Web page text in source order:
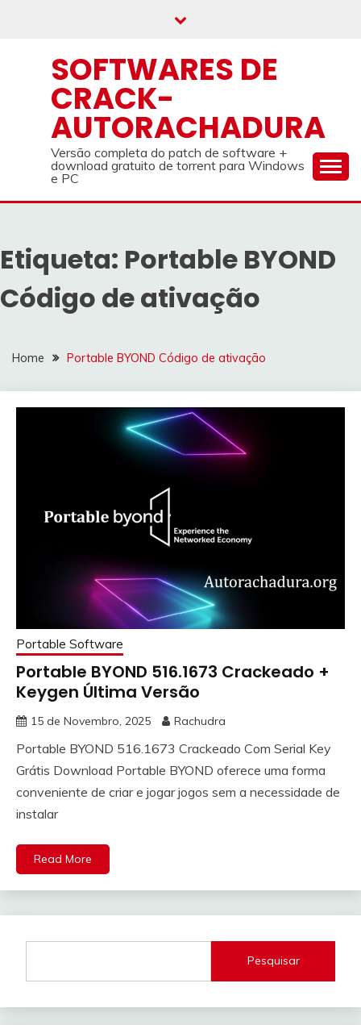
SOFTWARES DE
CRACK-
AUTORACHADURA
Versão completa do patch de software +
download gratuito de torrent para Windows
e PC
Etiqueta: Portable BYOND
Código de ativação
Home Portable BYOND Código de ativação
Portable Software
Portable BYOND 516.1673 Crackeado +
Keygen Última Versão
15 de Novembro, 2025 Rachudra
Portable BYOND 516.1673 Crackeado Com Serial Key
Grátis Download Portable BYOND oferece uma forma
conveniente de criar e jogar jogos sem a necessidade de
instalar
Read More
Pesquisar